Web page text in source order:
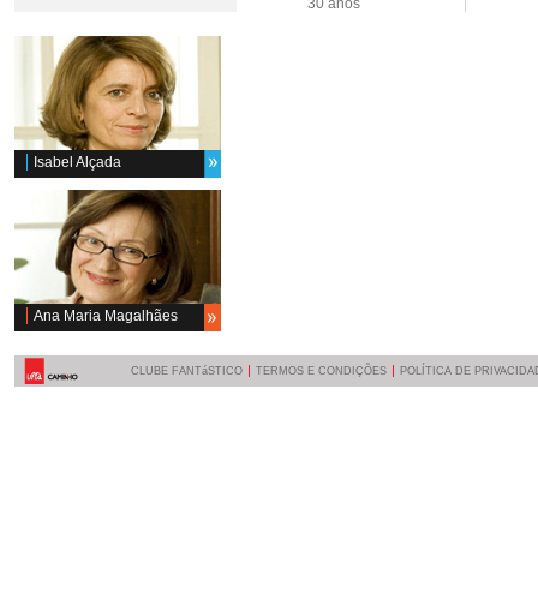
Isabel Alçada
Ana Maria Magalhães
30 anos
CLUBE FANTáSTICO TERMOS E CONDIÇÕES POLÍTICA DE